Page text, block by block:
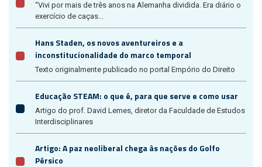
“Vivi por mais de três anos na Alemanha dividida. Era diário o
exercício de caças...
Hans Staden, os novos aventureiros e a
inconstitucionalidade do marco temporal
Texto originalmente publicado no portal Empório do Direito
Educação STEAM: o que é, para que serve e como usar
Artigo do prof. David Lemes, diretor da Faculdade de Estudos
Interdisciplinares
Artigo: A paz neoliberal chega às nações do Golfo
Pérsico